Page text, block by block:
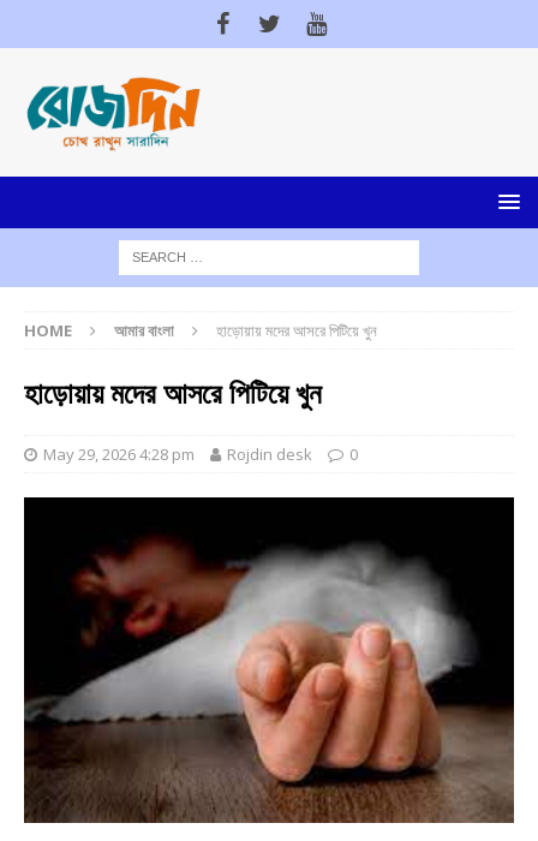
HOME আমার বাংলা হাড়োয়ায় মদের আসরে পিটিয়ে খুন
হাড়োয়ায় মদের আসরে পিটিয়ে খুন
May 29, 2026 4:28 pm Rojdin desk 0